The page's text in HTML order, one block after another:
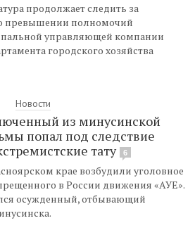
продолжает следить за
превышении полномочий
управляющей компании
городского хозяйства
Новости
из минусинской
попал под следствие
тату
6
крае возбудили уголовное
в России движения «АУЕ».
осужденный, отбывающий